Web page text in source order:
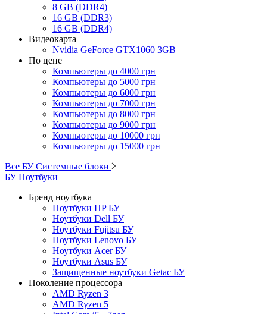
8 GB (DDR4)
16 GB (DDR3)
16 GB (DDR4)
Видеокарта
Nvidia GeForce GTX1060 3GB
По цене
Компьютеры до 4000 грн
Компьютеры до 5000 грн
Компьютеры до 6000 грн
Компьютеры до 7000 грн
Компьютеры до 8000 грн
Компьютеры до 9000 грн
Компьютеры до 10000 грн
Компьютеры до 15000 грн
Все БУ Системные блоки
БУ Ноутбуки
Бренд ноутбука
Ноутбуки HP БУ
Ноутбуки Dell БУ
Ноутбуки Fujitsu БУ
Ноутбуки Lenovo БУ
Ноутбуки Acer БУ
Ноутбуки Asus БУ
Защищенные ноутбуки Getac БУ
Поколение процессора
AMD Ryzen 3
AMD Ryzen 5